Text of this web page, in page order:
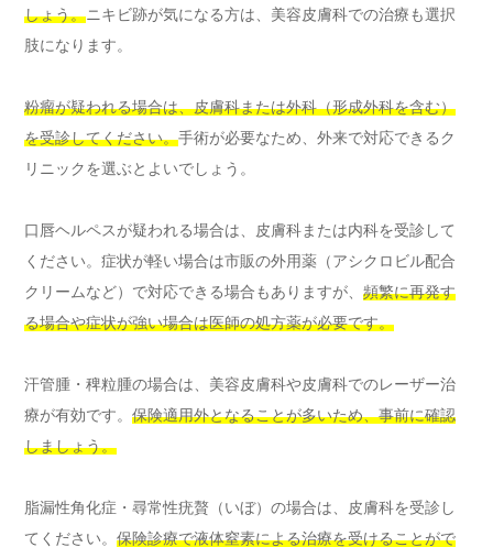
しょう。ニキビ跡が気になる方は、美容皮膚科での治療も選択
肢になります。
粉瘤が疑われる場合は、皮膚科または外科（形成外科を含む）
を受診してください。手術が必要なため、外来で対応できるク
リニックを選ぶとよいでしょう。
口唇ヘルペスが疑われる場合は、皮膚科または内科を受診して
ください。症状が軽い場合は市販の外用薬（アシクロビル配合
クリームなど）で対応できる場合もありますが、 頻繁に再発す
る場合や症状が強い場合は医師の処方薬が必要です。
汗管腫・稗粒腫の場合は、美容皮膚科や皮膚科でのレーザー治
療が有効です。 保険適用外となることが多いため、事前に確認
しましょう。
脂漏性角化症・尋常性疣贅（いぼ）の場合は、皮膚科を受診し
てください。 保険診療で液体窒素による治療を受けることがで